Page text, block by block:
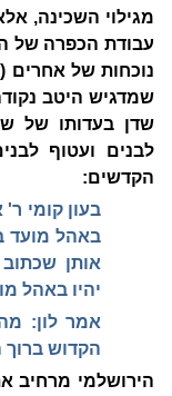
מגילוי השכינה,
עבודת הכפרה של
נוכחות של אחרים
שמדגיש היטב
שדן בעדותו של
לבנים ועטוף
הקדשים:
בעון קומי
באהל מועד
אותן
יהיו באהל
אמר לון:
הקדוש ברוך
הירושלמי מרחיב